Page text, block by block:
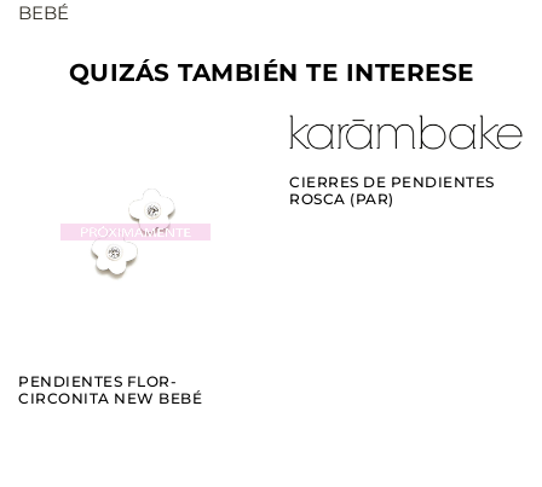
BEBÉ
QUIZÁS TAMBIÉN TE INTERESE
VER AÑADIR
PENDIENTES FLOR-
CIRCONITA NEW BEBÉ
VER AÑADIR
CIERRES DE PENDIENTES
ROSCA (PAR)